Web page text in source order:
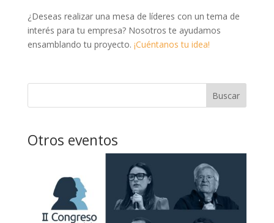
¿Deseas realizar una mesa de líderes con un tema de
interés para tu empresa? Nosotros te ayudamos
ensamblando tu proyecto. ¡Cuéntanos tu idea!
Buscar
Otros eventos